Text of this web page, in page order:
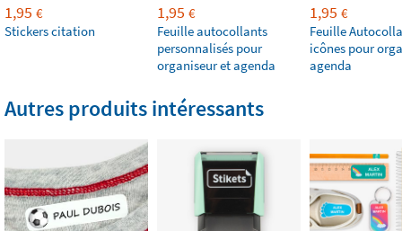
1,95 €
Stickers citation
1,95 €
Feuille autocollants
personnalisés pour
organiseur et agenda
1,95 €
Feuille
icônes pour
agenda
Autres produits intéressants